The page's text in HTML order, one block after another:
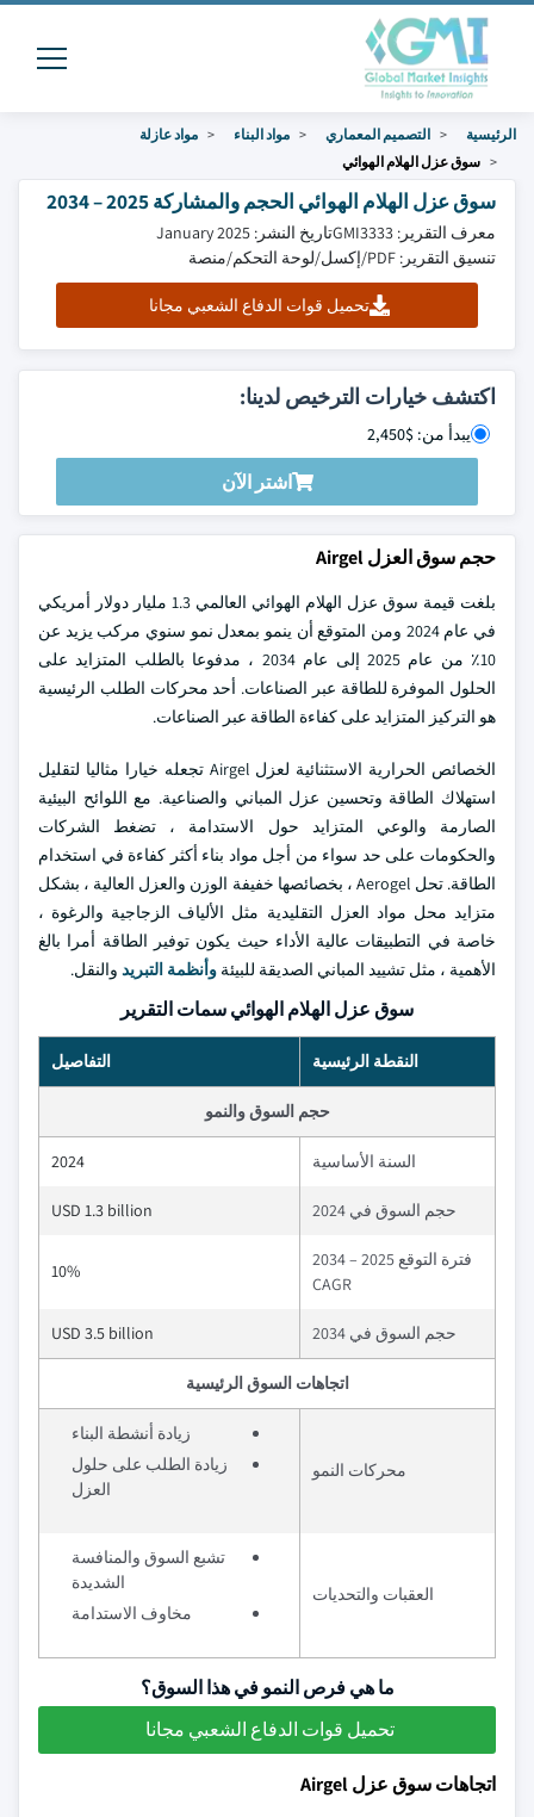
الرئيسية التصميم المعماري مواد البناء
مواد عازلة
سوق عزل الهلام الهوائي
سوق عزل الهلام الهوائي الحجم والمشاركة 2025 – 2034
معرف التقرير: GMI3333
تاريخ النشر: January 2025
تنسيق التقرير: PDF/إكسل/لوحة التحكم/منصة
تحميل قوات الدفاع الشعبي مجانا
اكتشف خيارات الترخيص لدينا:
يبدأ من: $2,450
اشتر الآن
حجم سوق العزل Airgel
بلغت قيمة سوق عزل الهلام الهوائي العالمي 1.3 مليار دولار أمريكي
في عام 2024 ومن المتوقع أن ينمو بمعدل نمو سنوي مركب يزيد عن
10٪ من عام 2025 إلى عام 2034 ، مدفوعا بالطلب المتزايد على
الحلول الموفرة للطاقة عبر الصناعات. أحد محركات الطلب الرئيسية
هو التركيز المتزايد على كفاءة الطاقة عبر الصناعات.
الخصائص الحرارية الاستثنائية لعزل Airgel تجعله خيارا مثاليا لتقليل
استهلاك الطاقة وتحسين عزل المباني والصناعية. مع اللوائح البيئية
الصارمة والوعي المتزايد حول الاستدامة ، تضغط الشركات
والحكومات على حد سواء من أجل مواد بناء أكثر كفاءة في استخدام
الطاقة. تحل Aerogel ، بخصائصها خفيفة الوزن والعزل العالية ، بشكل
متزايد محل مواد العزل التقليدية مثل الألياف الزجاجية والرغوة ،
خاصة في التطبيقات عالية الأداء حيث يكون توفير الطاقة أمرا بالغ
الأهمية ، مثل تشييد المباني الصديقة للبيئة وأنظمة التبريد والنقل.
سوق عزل الهلام الهوائي سمات التقرير
النقطة الرئيسية التفاصيل
حجم السوق والنمو
السنة الأساسية 2024
حجم السوق في 2024 USD 1.3 billion
فترة التوقع 2025 – 2034
CAGR
10%
حجم السوق في 2034 USD 3.5 billion
اتجاهات السوق الرئيسية
محركات النمو
زيادة أنشطة البناء
زيادة الطلب على حلول
العزل
العقبات والتحديات
تشبع السوق والمنافسة
الشديدة
مخاوف الاستدامة
ما هي فرص النمو في هذا السوق؟
تحميل قوات الدفاع الشعبي مجانا
اتجاهات سوق عزل Airgel